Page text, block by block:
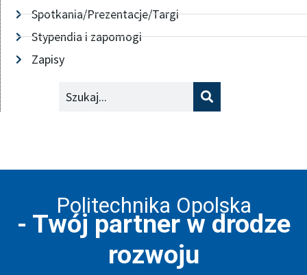
Spotkania/Prezentacje/Targi
Stypendia i zapomogi
Zapisy
Politechnika Opolska
- Twój partner w drodze
rozwoju